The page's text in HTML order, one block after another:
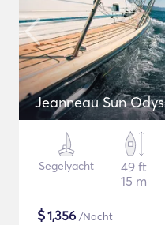
Jeanneau Sun
Segelyacht
49 ft
15 m
$1,356 /Nacht